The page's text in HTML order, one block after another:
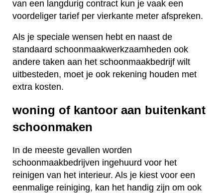
van een langdurig contract kun je vaak een
voordeliger tarief per vierkante meter afspreken.
Als je speciale wensen hebt en naast de
standaard schoonmaakwerkzaamheden ook
andere taken aan het schoonmaakbedrijf wilt
uitbesteden, moet je ook rekening houden met
extra kosten.
woning of kantoor aan buitenkant
schoonmaken
In de meeste gevallen worden
schoonmaakbedrijven ingehuurd voor het
reinigen van het interieur. Als je kiest voor een
eenmalige reiniging, kan het handig zijn om ook